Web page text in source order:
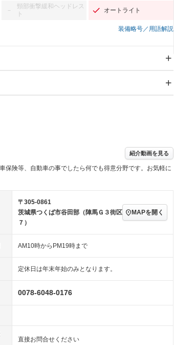
－
頸部衝撃緩和ヘッドレス
ト
オートライト
装備略号／用語解説
センターデフロック
装備略号／用語解説
キーレス
－ ポータブルナビ バックカメラ
3列シート － ベンチシート
オットマン
後席モニター
紹介動画を見る
保険等、自動車の事でしたら何でも得意分野です。お気軽に
〒305-0861
茨城県つくば市谷田部（陣馬Ｇ３街区
７）
MAPを開く
AM10時からPM19時まで
定休日は年末年始のみとなります。
0078-6048-0176
直接お問合せください